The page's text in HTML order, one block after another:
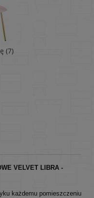
(7)
VELVET LIBRA -
każdemu pomieszczeniu